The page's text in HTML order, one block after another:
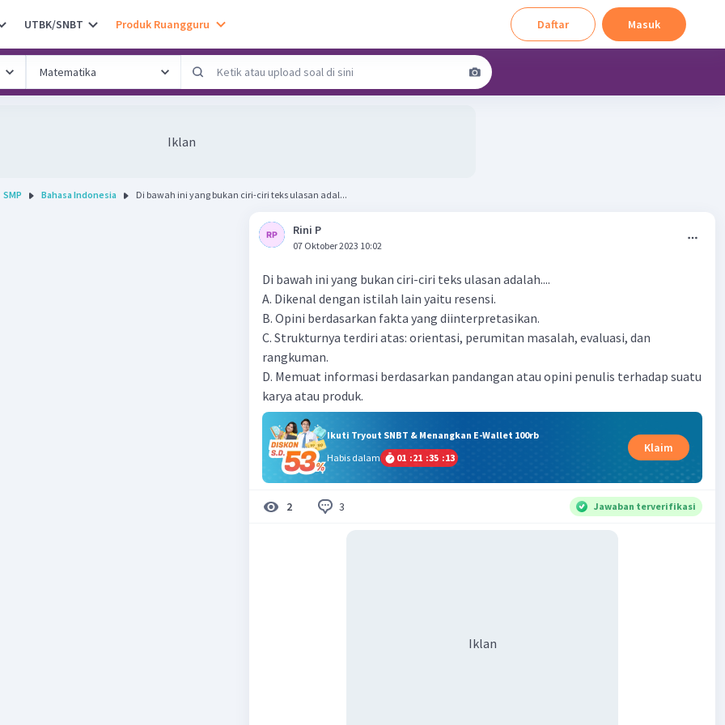
UTBK/SNBT Produk Ruangguru Daftar Masuk
Iklan
SMP Bahasa Indonesia Di bawah ini yang bukan ciri-ciri teks ulasan adal...
Rini P
07 Oktober 2023 10:02
Di bawah ini yang bukan ciri-ciri teks ulasan adalah....
A. Dikenal dengan istilah lain yaitu resensi.
B. Opini berdasarkan fakta yang diinterpretasikan.
C. Strukturnya terdiri atas: orientasi, perumitan masalah, evaluasi, dan
rangkuman.
D. Memuat informasi berdasarkan pandangan atau opini penulis terhadap suatu
karya atau produk.
Ikuti Tryout SNBT & Menangkan E-Wallet 100rb
Habis dalam
01 :21 :35 :13
Klaim
2 3 Jawaban terverifikasi
Iklan